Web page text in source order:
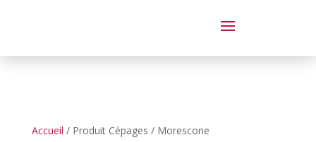
Accueil / Produit Cépages / Morescone